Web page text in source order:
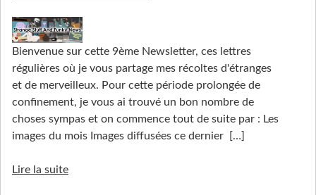
Bienvenue sur cette 9ème Newsletter, ces lettres
régulières où je vous partage mes récoltes d'étranges
et de merveilleux. Pour cette période prolongée de
confinement, je vous ai trouvé un bon nombre de
choses sympas et on commence tout de suite par : Les
images du mois Images diffusées ce dernier
[…]
Lire la suite